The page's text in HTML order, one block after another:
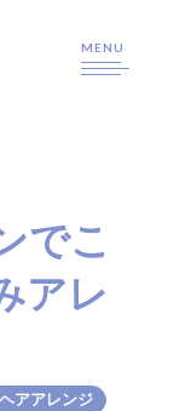
MENU
でこ
アレ
アアレンジ